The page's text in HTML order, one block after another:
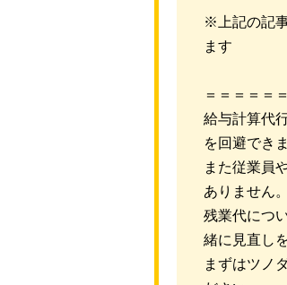
※上記の記
ます
＝＝＝＝＝
給与計算代
を回避でき
また従業員
ありません。
残業代につ
緒に見直し
まずはツノ